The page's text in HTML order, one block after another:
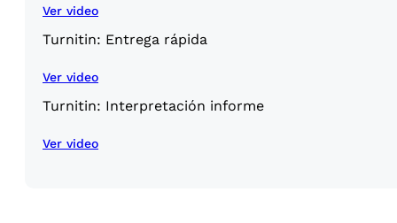
Ver video
Turnitin: Entrega rápida
Ver video
Turnitin: Interpretación informe
Ver video